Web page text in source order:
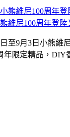
維尼100周年登
至9月3日小熊維
年限定精品，DIY